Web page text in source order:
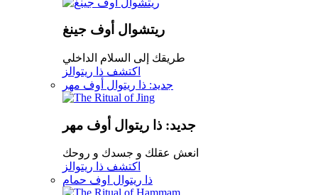
ريتشوال أوف جينغ
طريقك إلى السلام الداخلي
اكتشف ذا ريتوالز
جديد: ذا ريتوال أوف مهر
جديد: ذا ريتوال أوف مهر
انعش عقلك و جسدك و روحك
اكتشف ذا ريتوالز
ذا ريتوال اوف حمام